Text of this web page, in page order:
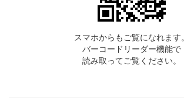
スマホからもご覧になれます。
バーコードリーダー機能で
読み取ってご覧ください。